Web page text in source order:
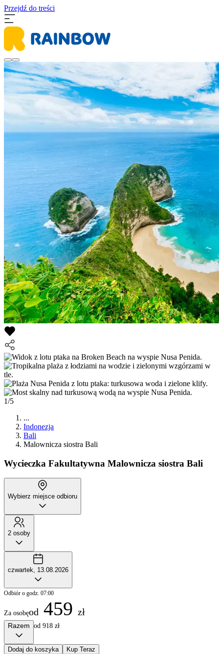
Przejdź do treści
1/5
...
Indonezja
Bali
Malownicza siostra Bali
Wycieczka Fakultatywna Malownicza siostra Bali
Wybierz miejsce odbioru
2 osoby
czwartek, 13.08.2026
Odbiór o godz. 07:00
Za osobęod 459 zł
Razem od 918 zł
Dodaj do koszyka Kup Teraz